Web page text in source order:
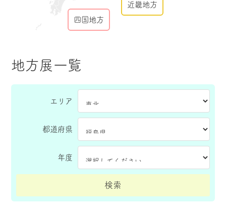
近畿地方
四国地方
地方展一覧
エリア
都道府県
年度